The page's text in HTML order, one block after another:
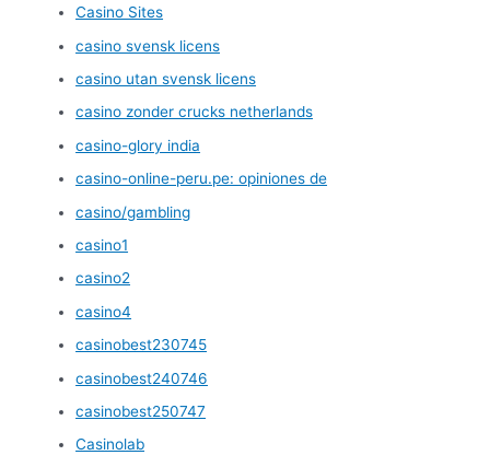
Casino Sites
casino svensk licens
casino utan svensk licens
casino zonder crucks netherlands
casino-glory india
casino-online-peru.pe: opiniones de
casino/gambling
casino1
casino2
casino4
casinobest230745
casinobest240746
casinobest250747
Casinolab